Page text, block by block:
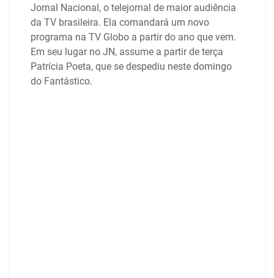
Jornal Nacional, o telejornal de maior audiência
da TV brasileira. Ela comandará um novo
programa na TV Globo a partir do ano que vem.
Em seu lugar no JN, assume a partir de terça
Patrícia Poeta, que se despediu neste domingo
do Fantástico.